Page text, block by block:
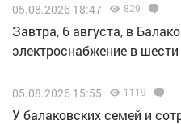
05.08.2026 18:47 829
Завтра, 6 августа, в
электроснабжение в
05.08.2026 15:55 1119
У балаковских семей и